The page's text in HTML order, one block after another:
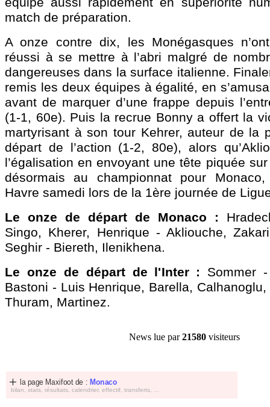
match de préparation.
A onze contre dix, les Monégasques
réussi à se mettre à l’abri malgré de
dangereuses dans la surface italienne.
remis les deux équipes à égalité, en
avant de marquer d’une frappe depuis
(1-1, 60e). Puis la recrue Bonny a offert la
martyrisant à son tour Kehrer, auteur de la
départ de l’action (1-2, 80e), alors
l’égalisation en envoyant une tête piquée
désormais au championnat pour
Havre samedi lors de la 1ère journée de
Le onze de départ de Monaco :
Singo, Kherer, Henrique - Akliouche,
Seghir - Biereth, Ilenikhena.
Le onze de départ de l'Inter : Sommer
Bastoni - Luis Henrique, Barella,
Thuram, Martinez.
News lue par21580 visiteurs
la page Maxifoot de : Monaco
bilan, stats, résultats, calendrier, effectif, transferts, ...